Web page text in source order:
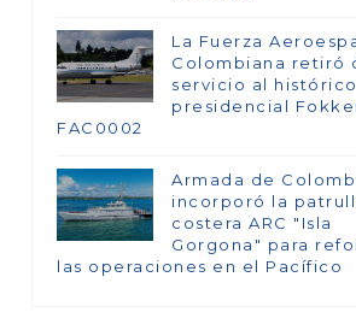
La Fuerza
Colombiana retiró
servicio al
presidencial
FAC0002
Armada de
incorporó la
costera ARC "Isla
Gorgona" para
las operaciones en el Pacífico